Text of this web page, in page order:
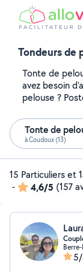
Tondeurs de
Tonte de
avez besoin
pelouse ?
Tonte de
à Coudoux (13)
15 Particuliers et
-
4,6/5 (157